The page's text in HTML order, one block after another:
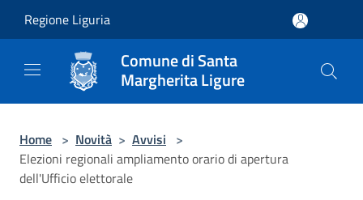
Regione Liguria
Comune di Santa
Margherita Ligure
Home > Novità > Avvisi >
Elezioni regionali ampliamento orario di apertura
dell'Ufficio elettorale